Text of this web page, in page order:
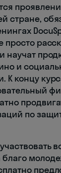
стране,
просто
научат
и
К концу
по